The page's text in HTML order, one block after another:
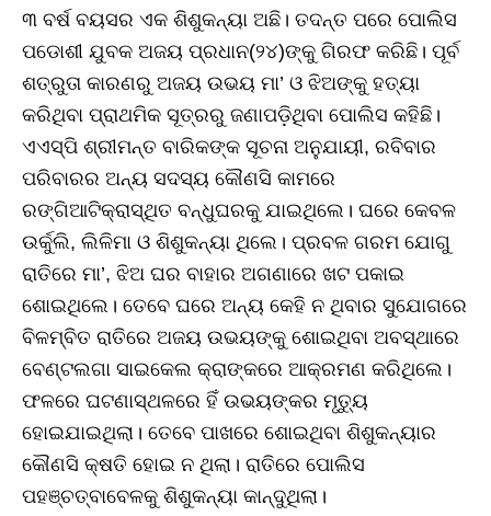
୩ ବର୍ଷ ବୟସର ଏକ ଶିଶୁକନ୍ୟା ଅଛି। ତଦନ୍ତ ପରେ ପୋଲିସ
ପଡୋଶୀ ଯୁବକ ଅଜୟ ପ୍ରଧାନ(୨୪)ଙ୍କୁ ଗିରଫ କରିଛି। ପୂର୍ବ
ଶତ୍ରୁତା କାରଣରୁ ଅଜୟ ଉଭୟ ମା’ ଓ ଝିଅଙ୍କୁ ହତ୍ୟା
କରିଥିବା ପ୍ରାଥମିକ ସୂତ୍ରରୁ ଜଣାପଡ଼ିଥିବା ପୋଲିସ କହିଛି।
ଏଏସ୍‌ପି ଶ୍ରୀମନ୍ତ ବାରିକଙ୍କ ସୂଚନା ଅନୁଯାୟୀ, ରବିବାର
ପରିବାରର ଅନ୍ୟ ସଦସ୍ୟ କୌଣସି କାମରେ
ରଙ୍ଗିଆଟିକ୍ରାସ୍ଥିତ ବନ୍ଧୁଘରକୁ ଯାଇଥିଲେ। ଘରେ କେବଳ
ଉର୍କୁଲି, ଲିଳିମା ଓ ଶିଶୁକନ୍ୟା ଥିଲେ। ପ୍ରବଳ ଗରମ ଯୋଗୁ
ରାତିରେ ମା’, ଝିଅ ଘର ବାହାର ଅଗଣାରେ ଖଟ ପକାଇ
ଶୋଇଥିଲେ। ତେବେ ଘରେ ଅନ୍ୟ କେହି ନ ଥିବାର ସୁଯୋଗରେ
ବିଳମ୍ବିତ ରାତିରେ ଅଜୟ ଉଭୟଙ୍କୁ ଶୋଇଥିବା ଅବସ୍ଥାରେ
ବେଣ୍ଟଲଗା ସାଇକେଲ କ୍ରାଙ୍କରେ ଆକ୍ରମଣ କରିଥିଲେ।
ଫଳରେ ଘଟଣାସ୍ଥଳରେ ହିଁ ଉଭୟଙ୍କର ମୃତ୍ୟୁ
ହୋଇଯାଇଥିଲା। ତେବେ ପାଖରେ ଶୋଇଥିବା ଶିଶୁକନ୍ୟାର
କୌଣସି କ୍ଷତି ହୋଇ ନ ଥିଲା। ରାତିରେ ପୋଲିସ
ପହଞ୍ଚତ୍ବାବେଳକୁ ଶିଶୁକନ୍ୟା କାନ୍ଦୁଥିଲା।